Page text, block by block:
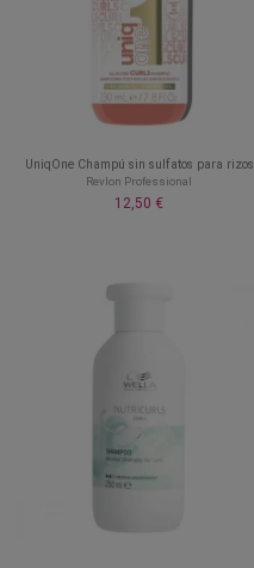
UniqOne Champú sin sulfatos para rizos
Revlon Professional
12,50 €